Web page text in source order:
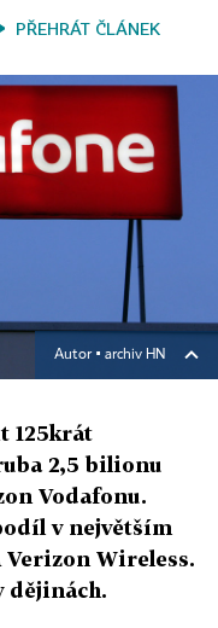
PŘEHRÁT ČLÁNEK
Autor ▪ archiv HN
125krát
2,5 bilionu
Vodafonu.
v největším
Wireless.
dějinách.